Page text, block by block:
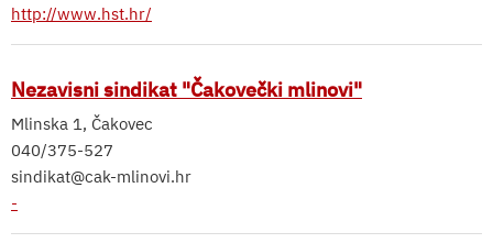
http://www.hst.hr/
Nezavisni sindikat "Čakovečki mlinovi"
Mlinska 1, Čakovec
040/375-527
sindikat@cak-mlinovi.hr
-